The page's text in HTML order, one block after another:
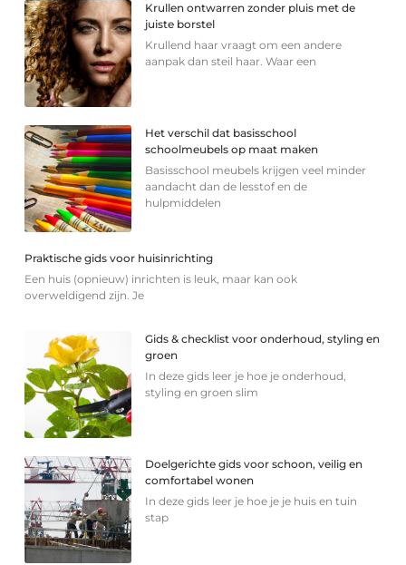
Krullen ontwarren zonder pluis met de
juiste borstel
Krullend haar vraagt om een andere
aanpak dan steil haar. Waar een
Het verschil dat basisschool
schoolmeubels op maat maken
Basisschool meubels krijgen veel minder
aandacht dan de lesstof en de
hulpmiddelen
Praktische gids voor huisinrichting
Een huis (opnieuw) inrichten is leuk, maar kan ook
overweldigend zijn. Je
Gids & checklist voor onderhoud, styling en
groen
In deze gids leer je hoe je onderhoud,
styling en groen slim
Doelgerichte gids voor schoon, veilig en
comfortabel wonen
In deze gids leer je hoe je je huis en tuin
stap